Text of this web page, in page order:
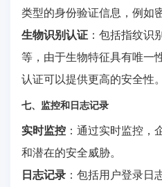
类型的身份验证信息，例如
生物识别认证 ：包括指纹识
等，由于生物特征具有唯一
认证可以提供更高的安全性。
七、监控和日志记录
实时监控 ：通过实时监控，
和潜在的安全威胁。
日志记录 ：包括用户登录日